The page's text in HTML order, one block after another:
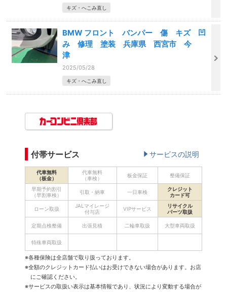
キズ・へこみ直し
BMW フロント バンパー 傷 キズ 凹
み 修理 塗装 兵庫県 西宮市 今
津
2025/05/28
キズ・へこみ直し
付帯サービス サービスの説明
代車無料
（板金）
代車無料
（車検）
板金保証 整備保証
早期予約割引
（早割車検）
引取・納車 一日車検
クレジット
カード可
ローン取扱
JALマイレージ
付与店
VIPサービス
リサイクル
パーツ取扱
定期点検整備 出張見積 二輪車取扱 大型車両取扱
特殊車両取扱
※各種保険は全店舗で取り扱っております。
※全額のクレジットカード払いはお受けできない場合があります。お店
にご確認ください。
※サービスの取扱い表示は基本情報であり、状況により変動する場合が